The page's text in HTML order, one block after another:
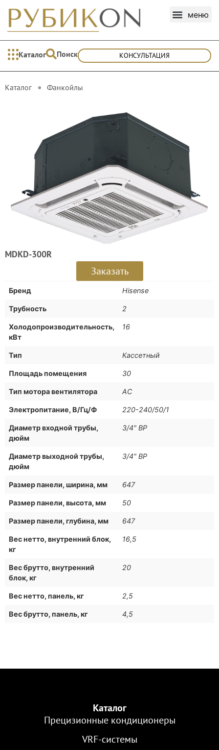
Каталог Поиск КОНСУЛЬТАЦИЯ
Каталог Фанкойлы
MDKD-300R
Заказать
Бренд Hisense
Трубность 2
Холодопроизводительность,
кВт
16
Тип Кассетный
Площадь помещения 30
Тип мотора вентилятора АС
Электропитание, В/Гц/Ф 220-240/50/1
Диаметр входной трубы,
дюйм
3/4" ВР
Диаметр выходной трубы,
дюйм
3/4" ВР
Размер панели, ширина, мм 647
Размер панели, высота, мм 50
Размер панели, глубина, мм 647
Вес нетто, внутренний блок,
кг
16,5
Вес брутто, внутренний
блок, кг
20
Вес нетто, панель, кг 2,5
Вес брутто, панель, кг 4,5
Каталог
Прецизионные кондиционеры
VRF-cистемы